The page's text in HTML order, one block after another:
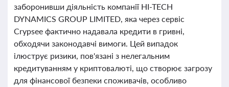
заборонивши діяльність компанії HI-TECH
DYNAMICS GROUP LIMITED, яка через сервіс
Crypsee фактично надавала кредити в гривні,
обходячи законодавчі вимоги. Цей випадок
ілюструє ризики, пов'язані з нелегальним
кредитуванням у криптовалюті, що створює загрозу
для фінансової безпеки споживачів, особливо